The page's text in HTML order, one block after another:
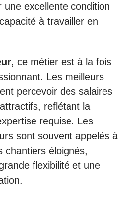
une excellente condition
à travailler en
, ce métier est à la fois
Les meilleurs
percevoir des salaires
reflétant la
requise. Les
sont souvent appelés à
chantiers éloignés,
flexibilité et une